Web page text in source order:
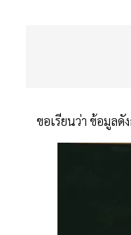
ขอเรียนว่า ข้อมูลดั